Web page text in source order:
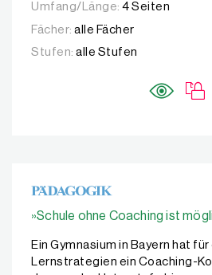
Umfang/Länge: 4 Seiten
Fächer: alle Fächer
Stufen: alle Stufen
»Schule ohne Coaching ist
Ein Gymnasium in Bayern hat
Lernstrategien ein Coaching-